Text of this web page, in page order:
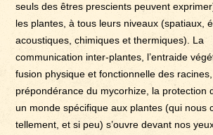
seuls des êtres prescients peuvent
les plantes, à tous leurs niveaux (spatiaux,
acoustiques, chimiques et thermiques). La
communication inter-plantes, l’entraide
fusion physique et fonctionnelle des
prépondérance du mycorhize, la protection
un monde spécifique aux plantes (qui nous
tellement, et si peu) s’ouvre devant nos